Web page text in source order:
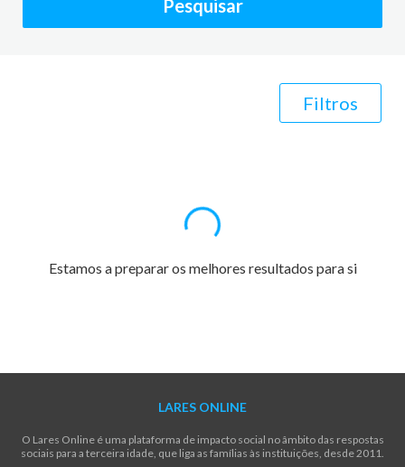
Pesquisar
Filtros
Estamos a preparar os melhores resultados para si
LARES ONLINE
O Lares Online é uma plataforma de impacto social no âmbito das respostas
sociais para a terceira idade, que liga as famílias às instituições, desde 2011.